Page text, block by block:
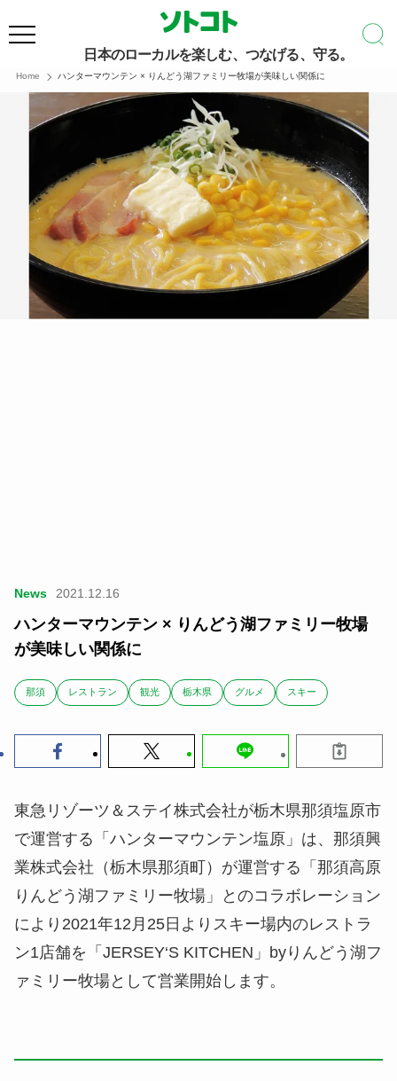
日本のローカルを楽しむ、つなげる、守る。
Home ハンターマウンテン × りんどう湖ファミリー牧場が美味しい関係に
News 2021.12.16
ハンターマウンテン × りんどう湖ファミリー牧場
が美味しい関係に
那須 レストラン 観光 栃木県 グルメ スキー
東急リゾーツ＆ステイ株式会社が栃木県那須塩原市
で運営する「ハンターマウンテン塩原」は、那須興
業株式会社（栃木県那須町）が運営する「那須高原
りんどう湖ファミリー牧場」とのコラボレーション
により2021年12月25日よりスキー場内のレストラ
ン1店舗を「JERSEY‘S KITCHEN」byりんどう湖フ
ァミリー牧場として営業開始します。